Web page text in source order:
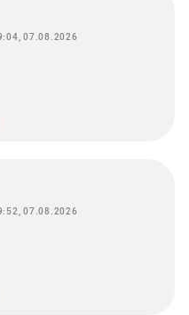
07.08.2026
07.08.2026